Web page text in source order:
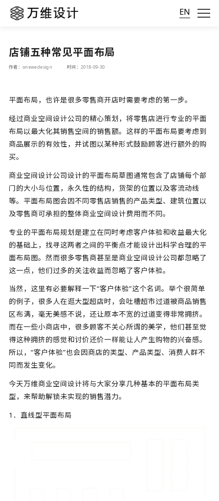
EN
店铺五种常见平面布局
作者：onewedesign 时间：2018-09-30
平面布局，也许是很多零售商开店时需要考虑的第一步。
经过商业空间设计公司的精心策划，将零售店进行专业的平面
布局以最大化其销售空间的销售额。这样的平面布局要考虑到
商品展示的有效性，并试图以某种形式鼓励顾客进行额外的购
买。
商业空间设计公司设计的平面布局草图通常包含了店铺每个部
门的大小与位置，永久性的结构，货架的位置以及客流动线
等。平面布局图会因不同零售店销售的产品类型、建筑位置以
及零售商可承担的整体商业空间设计费用而不同。
专业的平面布局规划是建立在同时考虑客户体验和收益最大化
的基础上，找寻这两者之间的平衡点才能设计出科学合理的平
面布局图。然而很多零售商甚至是商业空间设计公司都忽略了
这一点，他们过多的关注收益而忽略了客户体验。
当然，这里有必要解释一下“客户体验”这个名词。举个很简单
的例子，很多人在逛大型超店时，会吐槽超市过道被商品销售
区布满，毫无美感不说，还让原本不宽的过道变得非常拥挤。
而在一些小商店中，很多顾客不关心所谓的美学，他们甚至觉
得这种拥挤的感觉和讨价还价一样能让人产生购物的兴奋感。
所以，“客户体验”也会因商店的类型、产品类型、消费人群不
同而发生变化。
今天万维商业空间设计将与大家分享几种基本的平面布局类
型，来帮助解锁未实现的销售潜力。
1．直线型平面布局